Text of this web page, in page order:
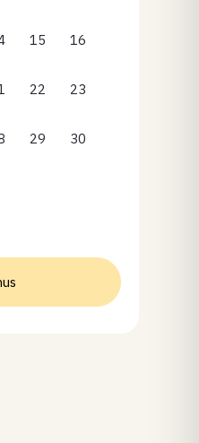
15 16
22 23
29 30